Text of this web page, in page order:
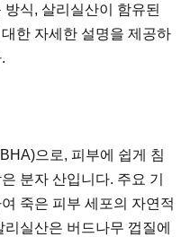
식, 살리실산이 함유된
한 자세한 설명을 제공하
으로, 피부에 쉽게 침
분자 산입니다. 주요 기
죽은 피부 세포의 자연적
실산은 버드나무 껍질에